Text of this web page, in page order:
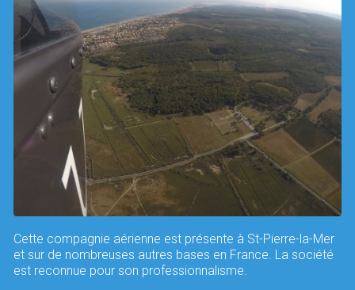
Cette compagnie aérienne est présente à St-Pierre-la-Mer
et sur de nombreuses autres bases en France. La société
est reconnue pour son professionnalisme.